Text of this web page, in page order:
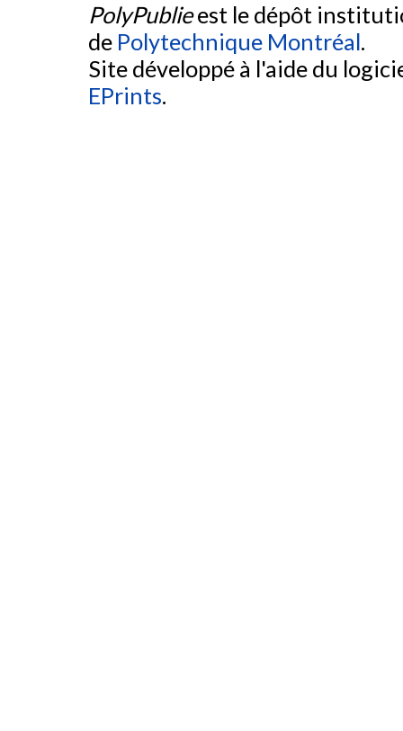
PolyPublieest le dépôt
de Polytechnique Montréal.
Site développé à l'aide du
EPrints.